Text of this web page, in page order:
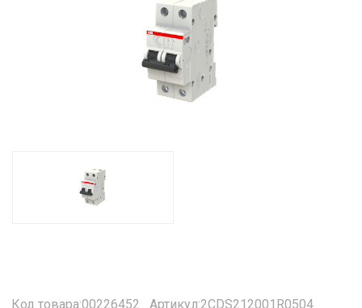
Код товара:00226452
Артикул:2CDS212001R0504